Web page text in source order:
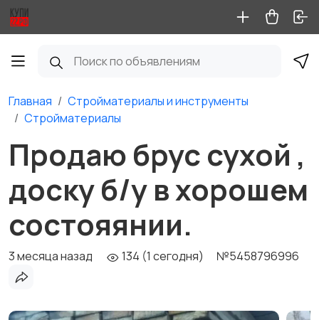
Главная
Стройматериалы и инструменты
Стройматериалы
Продаю брус сухой ,
доску б/у в хорошем
состояянии.
3 месяца назад 134 (1 сегодня) №5458796996